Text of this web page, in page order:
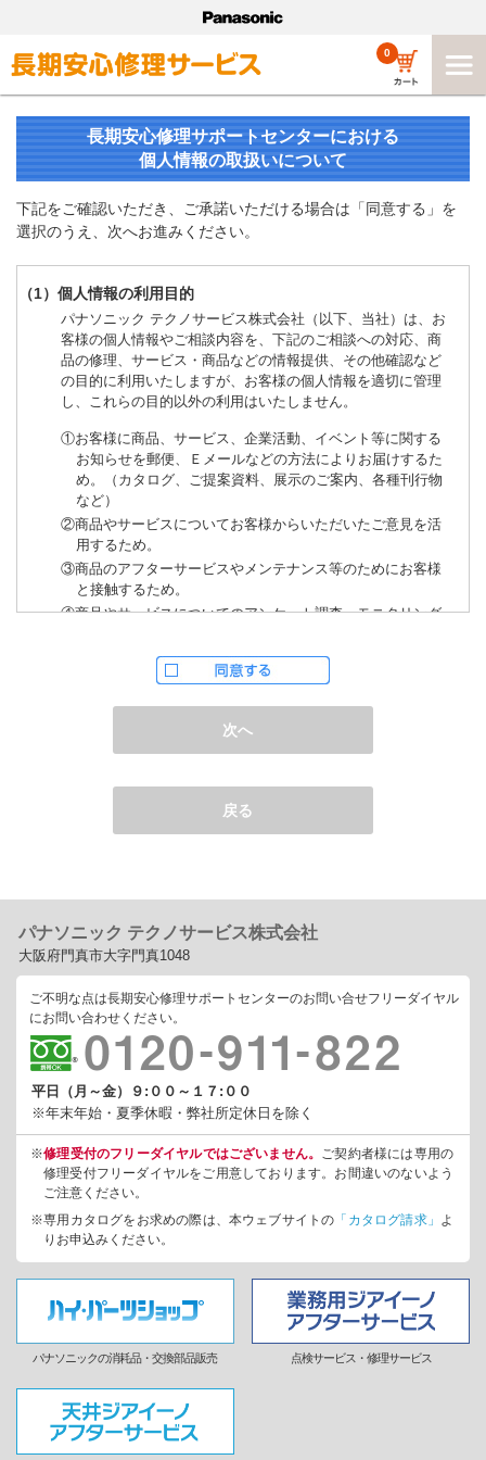
0
長期安心修理サポートセンターにおける
個人情報の取扱いについて
下記をご確認いただき、ご承諾いただける場合は「同意する」を
選択のうえ、次へお進みください。
（1）個人情報の利用目的
パナソニック テクノサービス株式会社（以下、当社）は、お
客様の個人情報やご相談内容を、下記のご相談への対応、商
品の修理、サービス・商品などの情報提供、その他確認など
の目的に利用いたしますが、お客様の個人情報を適切に管理
し、これらの目的以外の利用はいたしません。
①お客様に商品、サービス、企業活動、イベント等に関する
お知らせを郵便、Ｅメールなどの方法によりお届けするた
め。（カタログ、ご提案資料、展示のご案内、各種刊行物
など）
②商品やサービスについてお客様からいただいたご意見を活
用するため。
③商品のアフターサービスやメンテナンス等のためにお客様
と接触するため。
④商品やサービスについてのアンケート調査、モニタリング
法令で認められている場合を除き、個人情報を第三者に提供
または開示いたしません。
る場合に限り、カード発行会社が行なう不正利用検知・防止
「3Dセキュア2.0」のために、お客様が利用するカード発行会
・お客様の氏名・メールアドレス・配送先住所などの情報や
配送先情報
当社は、上記利用目的のために必要な範囲で、お客様の個人
情報の取扱いを当社の業務委託先事業者に委託することがご
ざいます。この場合、当該業務委託先事業者における個人情
報の取扱いについて、当社が責任をもって管理・監督いたし
ます。
（4）個人情報のご入力にあたっての注意事項
お申込みにおける必須項目をご入力いただけない場合は、長
期安心修理サービスで提供されるサービスの利用が出来ませ
んので予めご了承下さい。
（5）個人情報保護方針、利用目的、開示などの詳細は、当社ホ
https://panasonic.co.jp/ew/pts/privacy/index.html
お客様の個人情報についての照会や変更ならびに個人情報保
護に関するご意見やご相談は、次の窓口にお願い致します。
長期安心修理サービスにおけるお客様の個人情報について
パナソニック テクノサービス株式会社 長期安心修理サポー
トセンター
（TEL） 0120-911-822
次へ
戻る
パナソニック テクノサービス株式会社
大阪府門真市大字門真1048
ご不明な点は長期安心修理サポートセンターのお問い合せフリーダイヤル
にお問い合わせください。
平日（月～金）９:００～１７:００
※年末年始・夏季休暇・弊社所定休日を除く
※修理受付のフリーダイヤルではございません。 ご契約者様には専用の
修理受付フリーダイヤルをご用意しております。お間違いのないよう
ご注意ください。
※専用カタログをお求めの際は、本ウェブサイトの 「カタログ請求」 よ
りお申込みください。
パナソニックの消耗品・交換部品販売 点検サービス・修理サービス